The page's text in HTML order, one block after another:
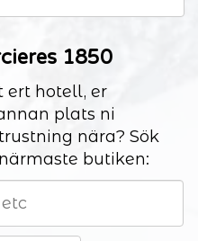
1850
ert hotell, er
plats ni
nära? Sök
butiken: